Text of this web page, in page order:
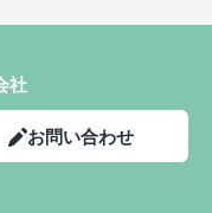
社
お問い合わせ